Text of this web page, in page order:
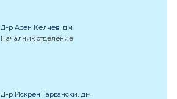
Д-р Асен Келчев, дм
Началник отделение
Д-р Искрен Гарвански, дм